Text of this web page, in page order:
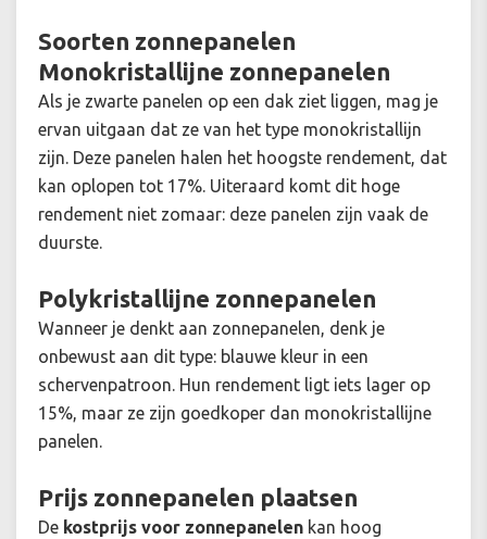
Soorten zonnepanelen
Monokristallijne zonnepanelen
Als je zwarte panelen op een dak ziet liggen, mag je
ervan uitgaan dat ze van het type monokristallijn
zijn. Deze panelen halen het hoogste rendement, dat
kan oplopen tot 17%. Uiteraard komt dit hoge
rendement niet zomaar: deze panelen zijn vaak de
duurste.
Polykristallijne zonnepanelen
Wanneer je denkt aan zonnepanelen, denk je
onbewust aan dit type: blauwe kleur in een
schervenpatroon. Hun rendement ligt iets lager op
15%, maar ze zijn goedkoper dan monokristallijne
panelen.
Prijs zonnepanelen plaatsen
De kostprijs voor zonnepanelen kan hoog